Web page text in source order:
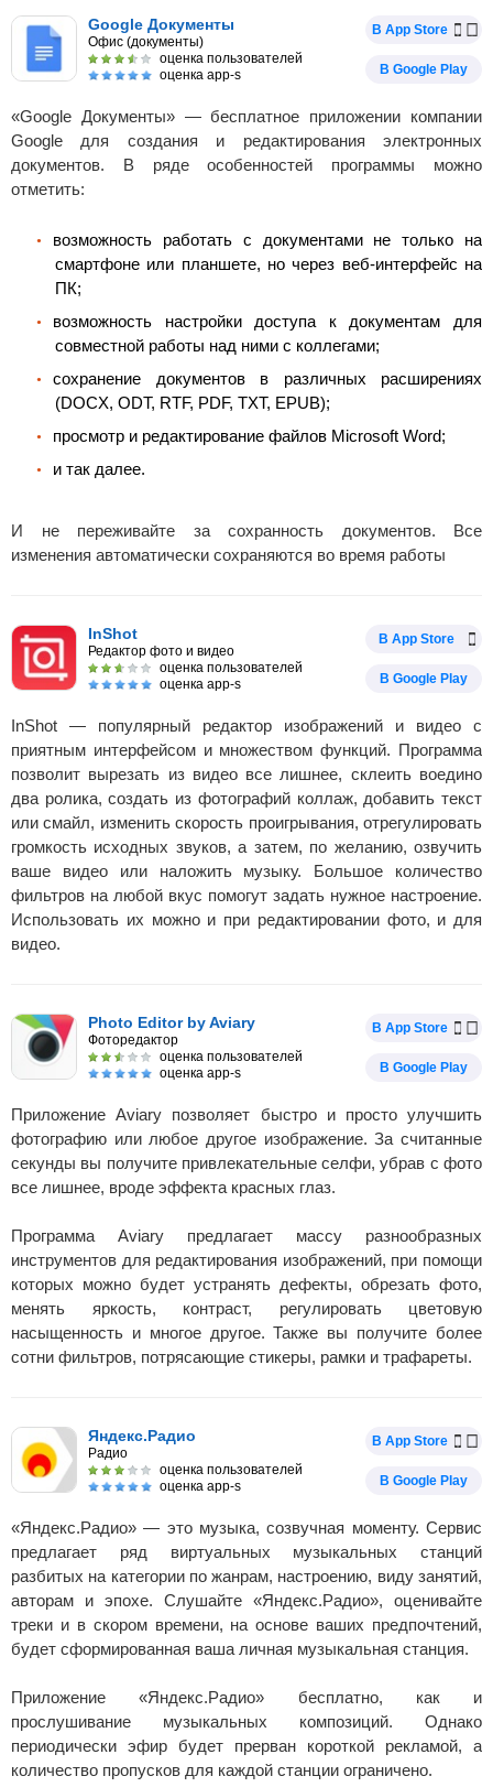
Google Документы
Офис (документы)
оценка пользователей
оценка app-s
В App Store
В Google Play
«Google Документы» — бесплатное приложении компании
Google для создания и редактирования электронных
документов. В ряде особенностей программы можно
отметить:
возможность работать с документами не только на
смартфоне или планшете, но через веб-интерфейс на
ПК;
возможность настройки доступа к документам для
совместной работы над ними с коллегами;
сохранение документов в различных расширениях
(DOCX, ODT, RTF, PDF, TXT, EPUB);
просмотр и редактирование файлов Microsoft Word;
и так далее.
И не переживайте за сохранность документов. Все
изменения автоматически сохраняются во время работы
InShot
Редактор фото и видео
оценка пользователей
оценка app-s
В App Store
В Google Play
InShot — популярный редактор изображений и видео с
приятным интерфейсом и множеством функций. Программа
позволит вырезать из видео все лишнее, склеить воедино
два ролика, создать из фотографий коллаж, добавить текст
или смайл, изменить скорость проигрывания, отрегулировать
громкость исходных звуков, а затем, по желанию, озвучить
ваше видео или наложить музыку. Большое количество
фильтров на любой вкус помогут задать нужное настроение.
Использовать их можно и при редактировании фото, и для
видео.
Photo Editor by Aviary
Фоторедактор
оценка пользователей
оценка app-s
В App Store
В Google Play
Приложение Aviary позволяет быстро и просто улучшить
фотографию или любое другое изображение. За считанные
секунды вы получите привлекательные селфи, убрав с фото
все лишнее, вроде эффекта красных глаз.
Программа Aviary предлагает массу разнообразных
инструментов для редактирования изображений, при помощи
которых можно будет устранять дефекты, обрезать фото,
менять яркость, контраст, регулировать цветовую
насыщенность и многое другое. Также вы получите более
сотни фильтров, потрясающие стикеры, рамки и трафареты.
Яндекс.Радио
Радио
оценка пользователей
оценка app-s
В App Store
В Google Play
«Яндекс.Радио» — это музыка, созвучная моменту. Сервис
предлагает ряд виртуальных музыкальных станций
разбитых на категории по жанрам, настроению, виду занятий,
авторам и эпохе. Слушайте «Яндекс.Радио», оценивайте
треки и в скором времени, на основе ваших предпочтений,
будет сформированная ваша личная музыкальная станция.
Приложение «Яндекс.Радио» бесплатно, как и
прослушивание музыкальных композиций. Однако
периодически эфир будет прерван короткой рекламой, а
количество пропусков для каждой станции ограничено.